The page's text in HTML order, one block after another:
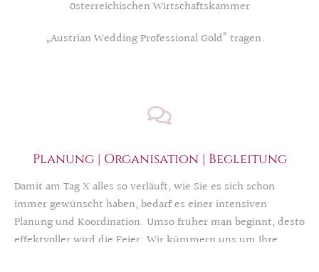
österreichischen Wirtschaftskammer
„Austrian Wedding Professional Gold“ tragen.
Planung | Organisation | Begleitung
Damit am Tag X alles so verläuft, wie Sie es sich schon
immer gewünscht haben, bedarf es einer intensiven
Planung und Koordination. Umso früher man beginnt, desto
effektvoller wird die Feier. Wir kümmern uns um Ihre